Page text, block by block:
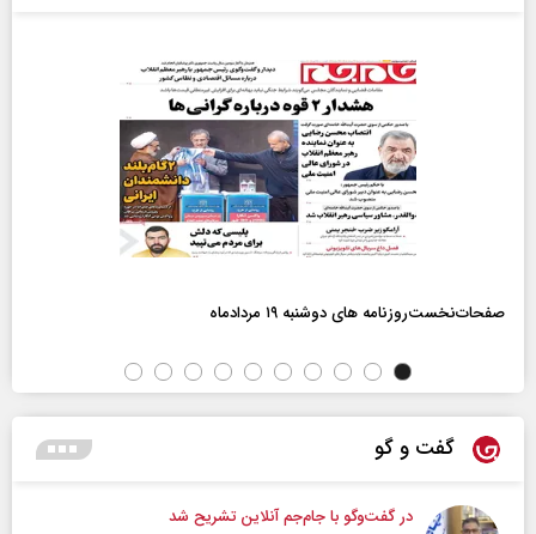
صفحات‌نخست‌روزنامه ها‌ی دوشنبه ۱۹ مردادماه
گفت و گو
در گفت‌و‌گو با جام‌جم آنلاین تشریح شد